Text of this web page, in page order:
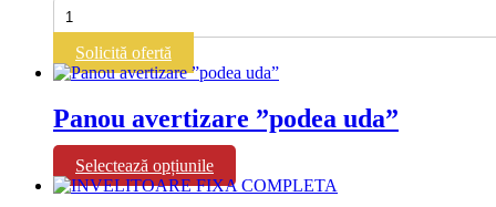
Cantitate
MOP
MICROFIBRA
PENTRU
GEAM
Solicită ofertă
Panou avertizare ”podea uda”
Selectează opțiunile
produs